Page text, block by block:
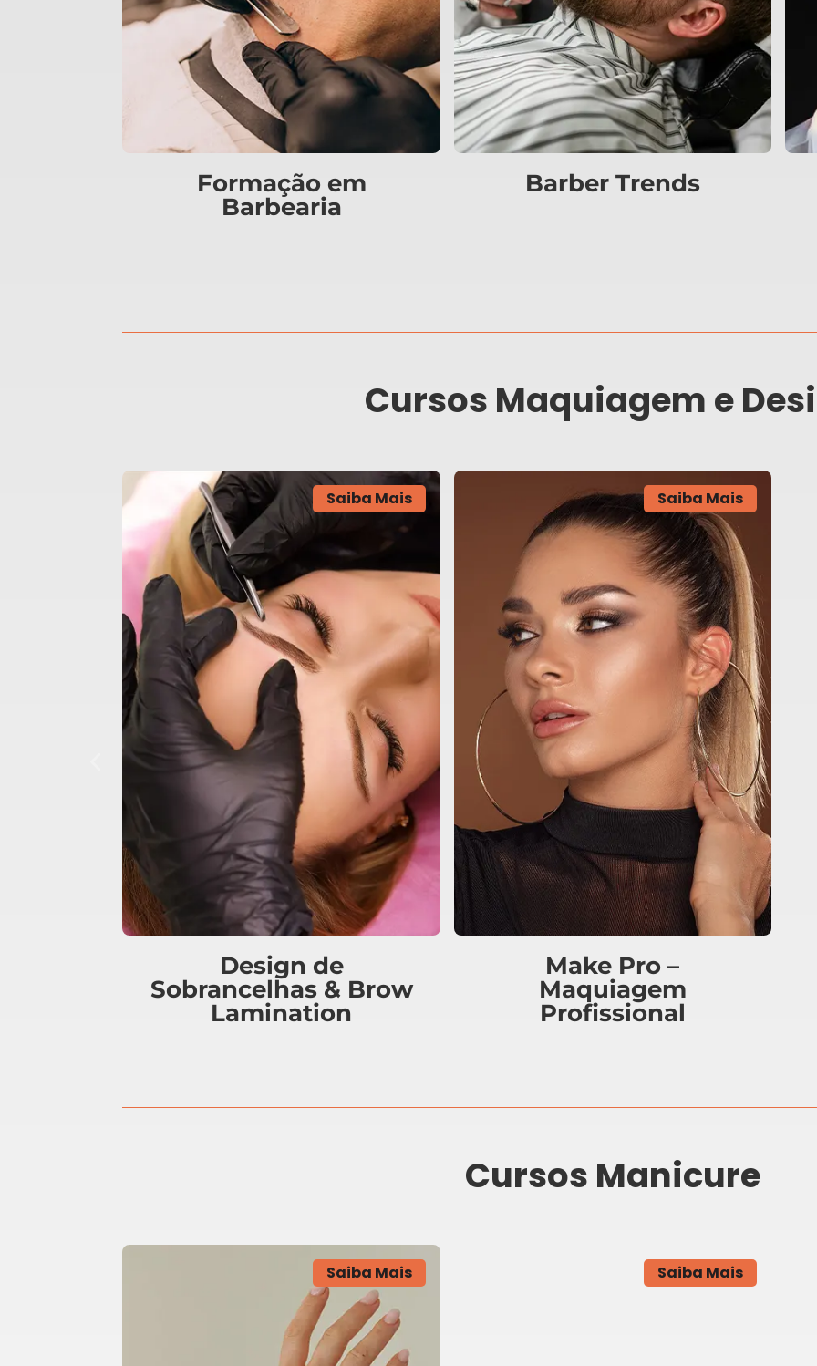
Formação em
Barbearia
Barber Trends
Cursos Maquiagem e
Saiba Mais
Design de
Sobrancelhas & Brow
Lamination
Saiba Mais
Make Pro –
Maquiagem
Profissional
Cursos Manicure
Saiba Mais Saiba Mais